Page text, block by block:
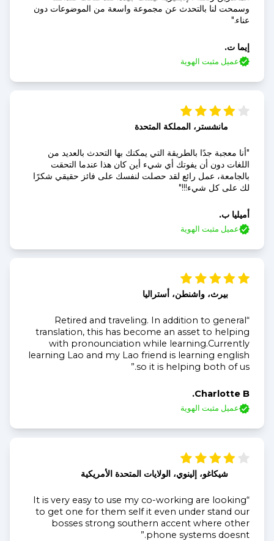
وسمحت لنا بالتحدث عن مجموعة واسعة من الموضوعات دون
عناء."
إيما ت.
عميل مثبت الهوية
مانشستر، المملكة المتحدة
"أنا معجبة جدًا بالطريقة التي يمكنك بها التحدث بالعديد من
اللغات دون أن يفوتك أي شيء أين كان هذا عندما التحقت
بالجامعة، عمل رائع لقد حصلت لنفسك على فائز حقيقي شكرًا
لك على كل شيء!!!"
أميليا ب.
عميل مثبت الهوية
بيرث، واشنطن، أستراليا
“Retired and traveling. In addition to general
translation, this has become an asset to helping
with pronounciation while learning.Currently
learning Lao and my Lao friend is learning english
so it is helping both of us.”
Charlotte B.
عميل مثبت الهوية
شيكاغو، إلينوي، الولايات المتحدة الأمريكية
“It is very easy to use my co-working are looking
to get one for them self it even under stand our
bosses strong southern accent where other
phone systems doesnt.”